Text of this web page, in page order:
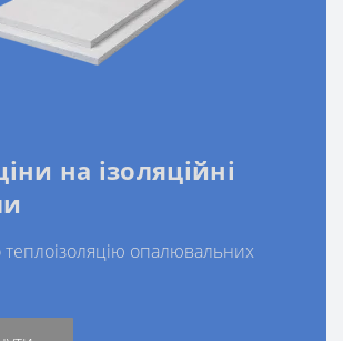
на ізоляційні
опалювальних